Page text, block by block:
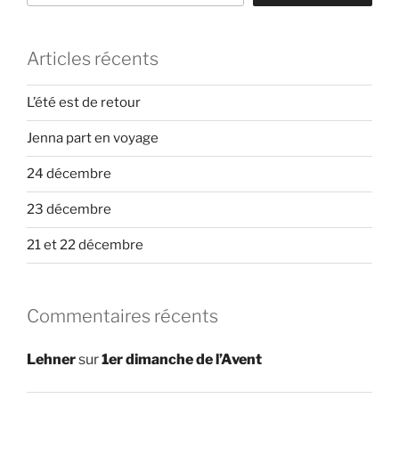
Articles récents
L’été est de retour
Jenna part en voyage
24 décembre
23 décembre
21 et 22 décembre
Commentaires récents
Lehnersur1er dimanche de l’Avent